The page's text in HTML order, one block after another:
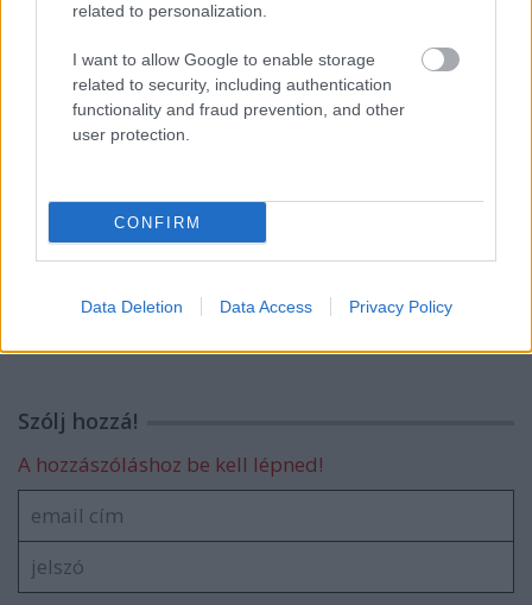
related to personalization.
I want to allow Google to enable storage
related to security, including authentication
functionality and fraud prevention, and other
user protection.
CONFIRM
Data Deletion Data Access Privacy Policy
Jelentés egy "félidős győzelemről" a
bíznak még valamiben
Szólj hozzá!
A hozzászóláshoz be kell lépned!